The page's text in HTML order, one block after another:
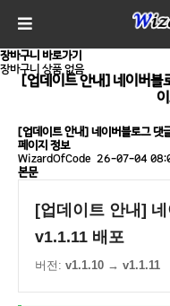
장바구니 바로가기
장바구니 상품 없음
[업데이트 안내] 네이버블
[업데이트 안내] 네이버블로그 댓
페이지 정보
WizardOfCode 26-07-04
본문
[업데이트 안내]
v1.1.11 배포
버전: v1.1.10 → v1.1.11